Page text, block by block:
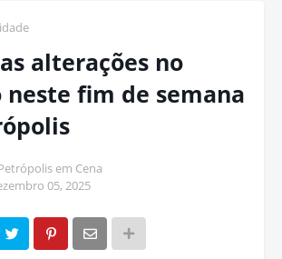
alterações no
fim de semana
em Cena
05, 2025